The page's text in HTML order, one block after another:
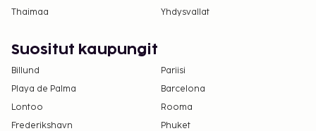
Thaimaa
Yhdysvallat
Suositut kaupungit
Billund
Pariisi
Playa de Palma
Barcelona
Lontoo
Rooma
Frederikshavn
Phuket